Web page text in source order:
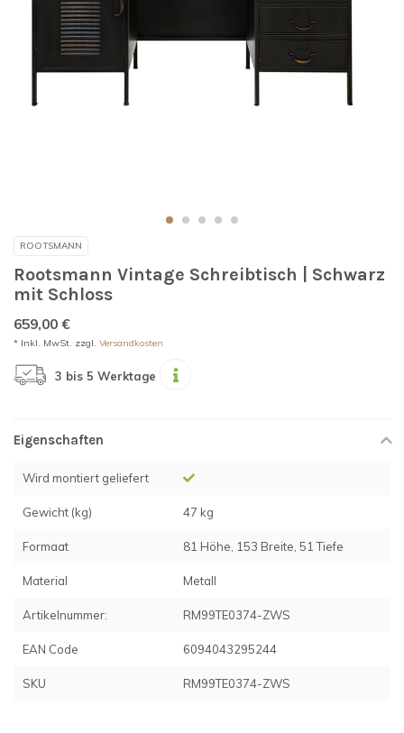
ROOTSMANN
Rootsmann Vintage Schreibtisch | Schwarz
mit Schloss
659,00 €
* Inkl. MwSt. zzgl. Versandkosten
3 bis 5 Werktage
Eigenschaften
Wird montiert geliefert
Gewicht (kg) 47 kg
Formaat 81 Höhe, 153 Breite, 51 Tiefe
Material Metall
Artikelnummer: RM99TE0374-ZWS
EAN Code 6094043295244
SKU RM99TE0374-ZWS